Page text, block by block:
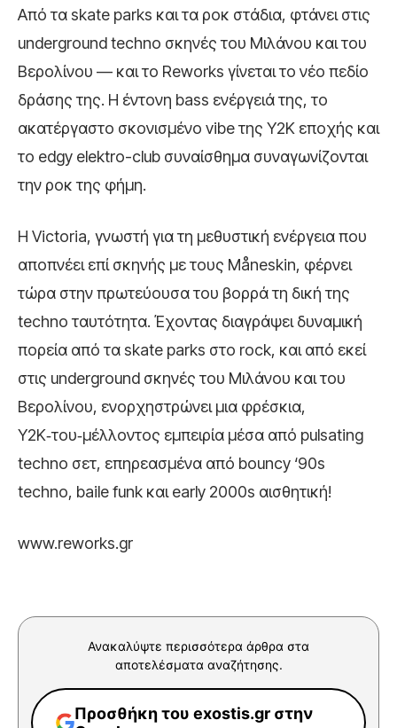
Από τα skate parks και τα ροκ στάδια, φτάνει στις
underground techno σκηνές του Μιλάνου και του
Βερολίνου — και το Reworks γίνεται το νέο πεδίο
δράσης της. Η έντονη bass ενέργειά της, το
ακατέργαστο σκονισμένο vibe της Y2K εποχής και
το edgy elektro-club συναίσθημα συναγωνίζονται
την ροκ της φήμη.
Η Victoria, γνωστή για τη μεθυστική ενέργεια που
αποπνέει επί σκηνής με τους Måneskin, φέρνει
τώρα στην πρωτεύουσα του βορρά τη δική της
techno ταυτότητα. Έχοντας διαγράψει δυναμική
πορεία από τα skate parks στο rock, και από εκεί
στις underground σκηνές του Μιλάνου και του
Βερολίνου, ενορχηστρώνει μια φρέσκια,
Y2K‑του‑μέλλοντος εμπειρία μέσα από pulsating
techno σετ, επηρεασμένα από bouncy ‘90s
techno, baile funk και early 2000s αισθητική!
www.reworks.gr
Ανακαλύψτε περισσότερα άρθρα στα
αποτελέσματα αναζήτησης.
Προσθήκη του exostis.gr στην